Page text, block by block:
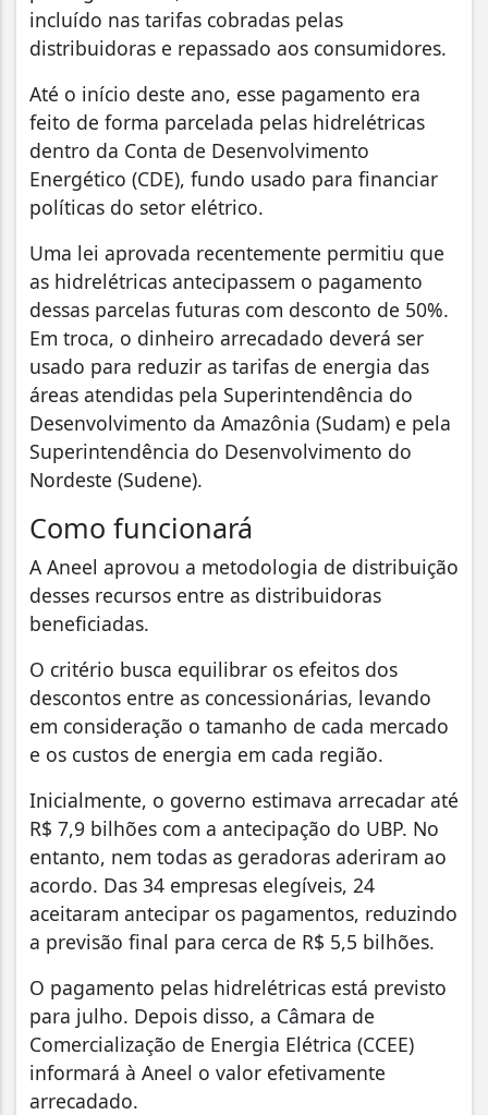
incluído nas tarifas cobradas pelas
distribuidoras e repassado aos consumidores.
Até o início deste ano, esse pagamento era
feito de forma parcelada pelas hidrelétricas
dentro da Conta de Desenvolvimento
Energético (CDE), fundo usado para financiar
políticas do setor elétrico.
Uma lei aprovada recentemente permitiu que
as hidrelétricas antecipassem o pagamento
dessas parcelas futuras com desconto de 50%.
Em troca, o dinheiro arrecadado deverá ser
usado para reduzir as tarifas de energia das
áreas atendidas pela Superintendência do
Desenvolvimento da Amazônia (Sudam) e pela
Superintendência do Desenvolvimento do
Nordeste (Sudene).
Como funcionará
A Aneel aprovou a metodologia de distribuição
desses recursos entre as distribuidoras
beneficiadas.
O critério busca equilibrar os efeitos dos
descontos entre as concessionárias, levando
em consideração o tamanho de cada mercado
e os custos de energia em cada região.
Inicialmente, o governo estimava arrecadar até
R$ 7,9 bilhões com a antecipação do UBP. No
entanto, nem todas as geradoras aderiram ao
acordo. Das 34 empresas elegíveis, 24
aceitaram antecipar os pagamentos, reduzindo
a previsão final para cerca de R$ 5,5 bilhões.
O pagamento pelas hidrelétricas está previsto
para julho. Depois disso, a Câmara de
Comercialização de Energia Elétrica (CCEE)
informará à Aneel o valor efetivamente
arrecadado.